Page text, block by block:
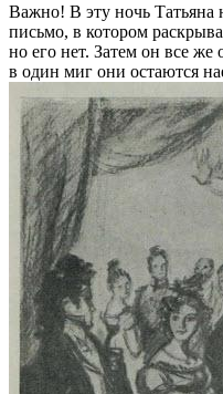
Важно! В эту ночь
письмо, в котором
но его нет. Затем он все же
в один миг они остаются